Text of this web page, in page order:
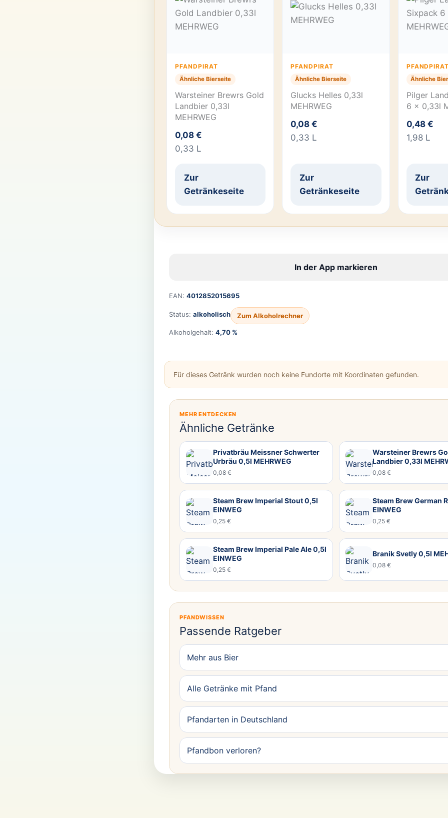
PFANDPIRAT
Ähnliche Bierseite
Warsteiner Brewrs Gold
Landbier 0,33l
MEHRWEG
0,08 €
0,33 L
Zur
Getränkeseite
PFANDPIRAT
Ähnliche Bierseite
Glucks Helles 0,33l
MEHRWEG
0,08 €
0,33 L
Zur
Getränkeseite
Ähnliche
Pilger
6 x 0,33l
0,48 €
1,98 L
Zur
In der App markieren
EAN: 4012852015695
Status: alkoholisch Zum Alkoholrechner
Alkoholgehalt: 4,70 %
Für dieses Getränk wurden noch keine Fundorte mit Koordinaten gefunden.
MEHR ENTDECKEN
Ähnliche Getränke
Privatbräu Meissner Schwerter
Urbräu 0,5l MEHRWEG
0,08 €
Warsteiner Brewrs
Landbier 0,33l
0,08 €
Steam Brew Imperial Stout 0,5l
EINWEG
0,25 €
Steam Brew German
EINWEG
0,25 €
Steam Brew Imperial Pale Ale 0,5l
EINWEG
0,25 €
Branik Svetly 0,5l
0,08 €
PFANDWISSEN
Passende Ratgeber
Mehr aus Bier
Alle Getränke mit Pfand
Pfandarten in Deutschland
Pfandbon verloren?